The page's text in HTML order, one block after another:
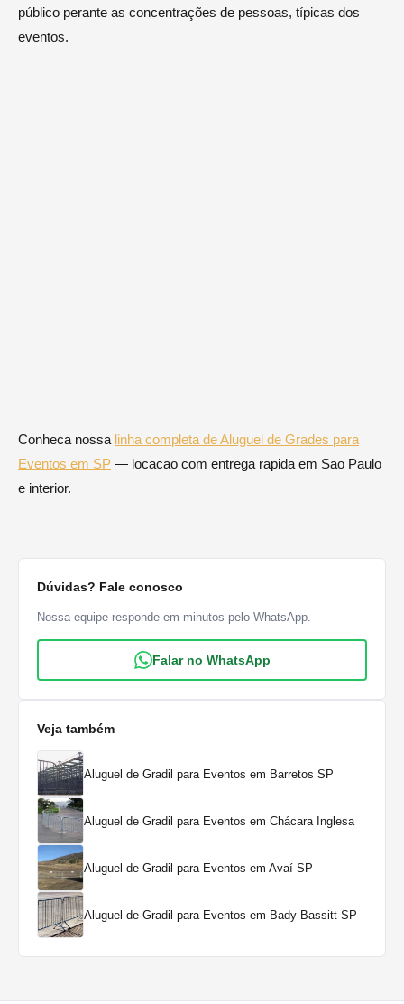
público perante as concentrações de pessoas, típicas dos
eventos.
Conheca nossa linha completa de Aluguel de Grades para
Eventos em SP — locacao com entrega rapida em Sao Paulo
e interior.
Dúvidas? Fale conosco
Nossa equipe responde em minutos pelo WhatsApp.
Falar no WhatsApp
Veja também
Aluguel de Gradil para Eventos em Barretos SP
Aluguel de Gradil para Eventos em Chácara Inglesa
Aluguel de Gradil para Eventos em Avaí SP
Aluguel de Gradil para Eventos em Bady Bassitt SP